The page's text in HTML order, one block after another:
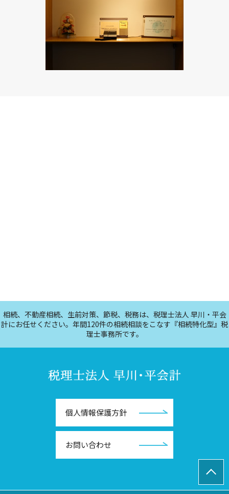
相続、不動産相続、生前対策、節税、税務は、税理士法人 早川・平会
計にお任せください。年間120件の相続相談をこなす『相続特化型』税
理士事務所です。
個人情報保護方針
お問い合わせ